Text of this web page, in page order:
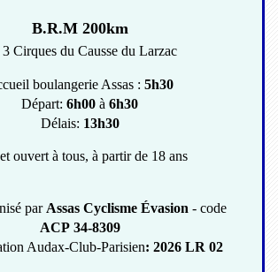
B.R.M 200km
Cirques du Causse du Larzac
boulangerie Assas : 5h30
Départ: 6h00 à 6h30
Délais: 13h30
ouvert à tous, à partir de 18 ans
par Assas Cyclisme Évasion - code
ACP 34-8309
Audax-Club-Parisien: 2026 LR 02